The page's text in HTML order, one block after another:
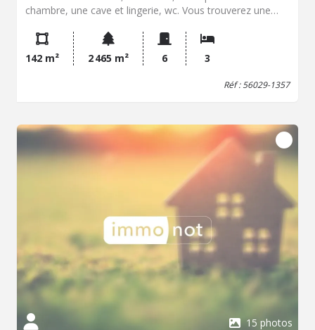
chambre, une cave et lingerie, wc. Vous trouverez une
dont une chambre avec sa salle de bains privative. Deux
garages, toiture neuve, velux. Piscine. Chauffage pompe à
chaleur. Taxe foncière 1400 euros
142 m² 2 465 m² 6 3
Réf : 56029-1357
15 photos